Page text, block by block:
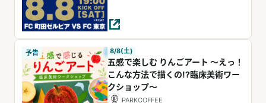
予告 8/8(土)
五感で楽しむ りんごアート ～えっ！
こんな方法で描くの!?臨床美術ワー
クショップ～
PARKCOFFEE